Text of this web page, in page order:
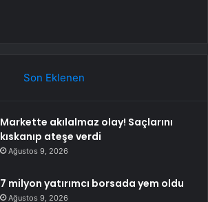
Son Eklenen
Markette akılalmaz olay! Saçlarını
kıskanıp ateşe verdi
Ağustos 9, 2026
7 milyon yatırımcı borsada yem oldu
Ağustos 9, 2026